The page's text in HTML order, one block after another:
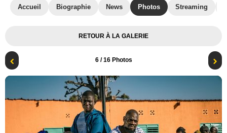
Accueil Biographie News Photos Streaming
RETOUR À LA GALERIE
6/ 16 Photos